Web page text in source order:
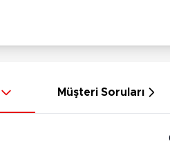
Müşteri Soruları